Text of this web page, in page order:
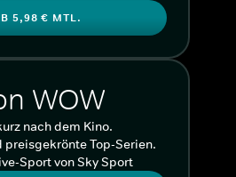
5,98 € MTL.
WOW
nach dem Kino.
preisgekrönte Top-Serien.
Sport von Sky Sport